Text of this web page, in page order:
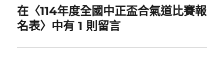
在〈114年度全國中正盃合氣道比賽報
名表〉中有 1 則留言